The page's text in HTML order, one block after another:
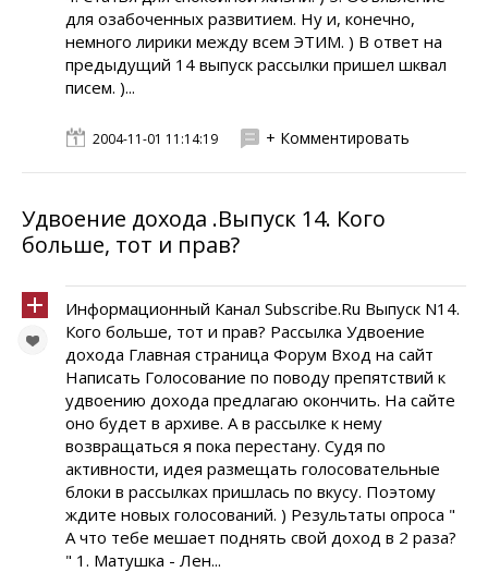
для озабоченных развитием. Ну и, конечно,
немного лирики между всем ЭТИМ. ) В ответ на
предыдущий 14 выпуск рассылки пришел шквал
писем. )...
2004-11-01 11:14:19 + Комментировать
Удвоение дохода .Выпуск 14. Кого
больше, тот и прав?
Информационный Канал Subscribe.Ru Выпуск N14.
Кого больше, тот и прав? Рассылка Удвоение
дохода Главная страница Форум Вход на сайт
Написать Голосование по поводу препятствий к
удвоению дохода предлагаю окончить. На сайте
оно будет в архиве. А в рассылке к нему
возвращаться я пока перестану. Судя по
активности, идея размещать голосовательные
блоки в рассылках пришлась по вкусу. Поэтому
ждите новых голосований. ) Результаты опроса "
А что тебе мешает поднять свой доход в 2 раза?
" 1. Матушка - Лен...